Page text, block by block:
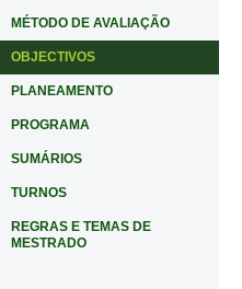
MÉTODO DE AVALIAÇÃO
OBJECTIVOS
PLANEAMENTO
PROGRAMA
SUMÁRIOS
TURNOS
REGRAS E TEMAS DE
MESTRADO